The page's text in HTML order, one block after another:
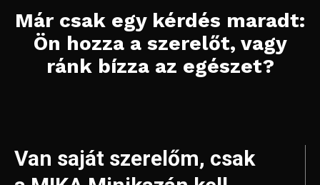
Már csak egy kérdés maradt:
Ön hozza a szerelőt, vagy
ránk bízza az egészet?
Van saját szerelőm, csak